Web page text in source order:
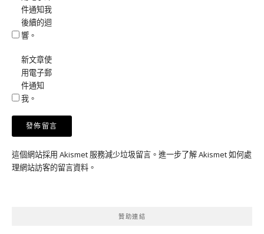
件通知我
後續的迴
響。
新文章使
用電子郵
件通知
我。
這個網站採用 Akismet 服務減少垃圾留言。 進一步了解 Akismet 如何處
理網站訪客的留言資料 。
贊助連結